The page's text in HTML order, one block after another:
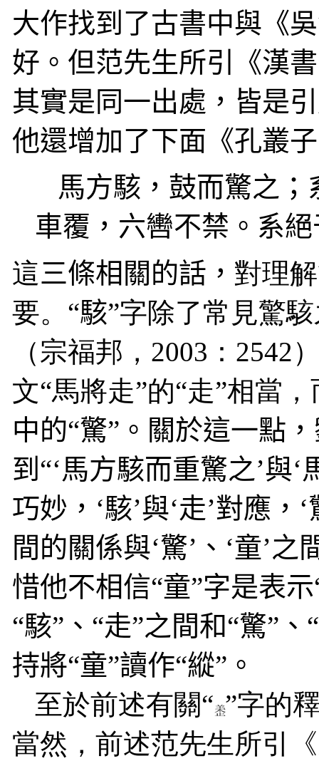
大作找到了古書中與《
好。但范先生所引《漢
其實是同一出處，皆是
他還增加了下面《孔叢
馬方駭，鼓而驚之
車覆，六轡不禁。系
這三條相關的話， 對理
要。“駭”字除了常見驚
（宗福邦， 2003 ： 2542
文“馬將走”的“走”相當
中的“驚”。關於這一點
到“‘馬方駭而重驚之’與
巧妙，‘駭’與‘走’對應，
間的關係與‘驚’、‘童’
惜他不相信“童”字是表
“駭”、“走”之間和“驚”
持將“童”讀作“縱”。
至於前述有關“ ”字的
當然，前述范先生所引《